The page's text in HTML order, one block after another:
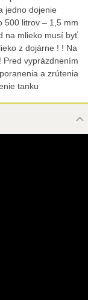
jedno dojenie
500 litrov – 1,5 mm
na mlieko musí byť
z dojárne ! ! Na
Pred vyprázdnením
a zrútenia
tanku